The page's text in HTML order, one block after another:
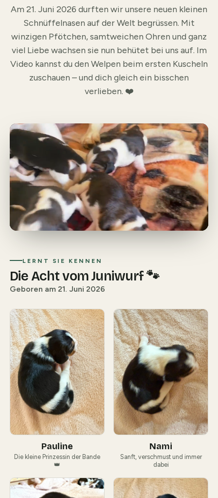
Am 21. Juni 2026 durften wir unsere neuen kleinen
Schnüffelnasen auf der Welt begrüssen. Mit
winzigen Pfötchen, samtweichen Ohren und ganz
viel Liebe wachsen sie nun behütet bei uns auf. Im
Video kannst du den Welpen beim ersten Kuscheln
zuschauen – und dich gleich ein bisschen
verlieben. ❤️
LERNT SIE KENNEN
Die Acht vom Juniwurf 🐾
Geboren am 21. Juni 2026
Pauline
Die kleine Prinzessin der Bande
👑
Nami
Sanft, verschmust und immer
dabei